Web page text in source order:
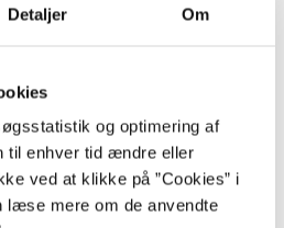
Detaljer Om
og optimering af
til enhver tid ændre eller
ved at klikke på ”Cookies” i
læse mere om de anvendte